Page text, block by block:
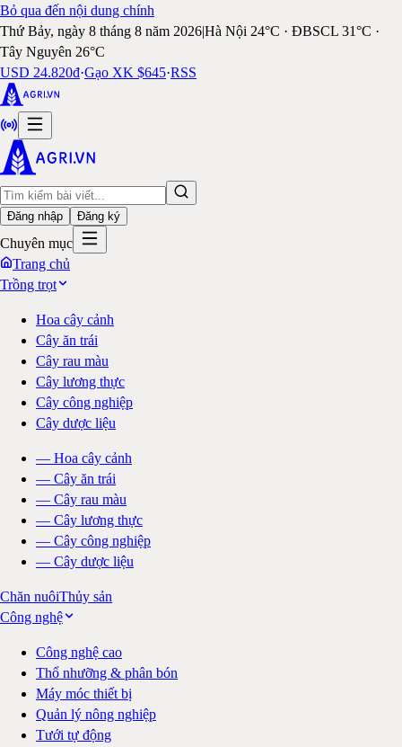
Bỏ qua đến nội dung chính
Thứ Bảy, ngày 8 tháng 8 năm 2026|Hà Nội 24°C · ĐBSCL 31°C ·
Tây Nguyên 26°C
USD 24.820đ·Gạo XK $645·RSS
Đăng nhập Đăng ký
Chuyên mục
Trang chủ
Trồng trọt
Hoa cây cảnh
Cây ăn trái
Cây rau màu
Cây lương thực
Cây công nghiệp
Cây dược liệu
— Hoa cây cảnh
— Cây ăn trái
— Cây rau màu
— Cây lương thực
— Cây công nghiệp
— Cây dược liệu
Chăn nuôiThủy sản
Công nghệ
Công nghệ cao
Thổ nhưỡng & phân bón
Máy móc thiết bị
Quản lý nông nghiệp
Tưới tự động